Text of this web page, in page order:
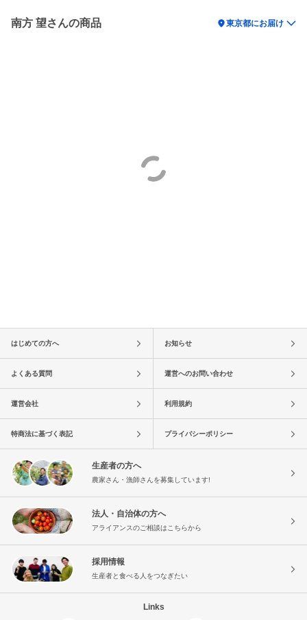
南方 望さんの商品 location_on東京都にお届け
はじめての方へ お知らせ
よくある質問 運営へのお問い合わせ
運営会社 利用規約
特商法に基づく表記 プライバシーポリシー
生産者の方へ
農家さん・漁師さんを募集しています!
法人・自治体の方へ
アライアンスのご相談はこちらから
採用情報
生産者と食べる人をつなぎたい
Links